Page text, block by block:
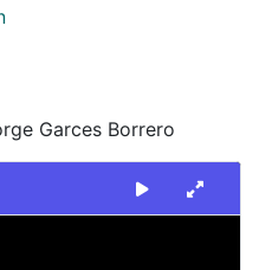
Garces Borrero